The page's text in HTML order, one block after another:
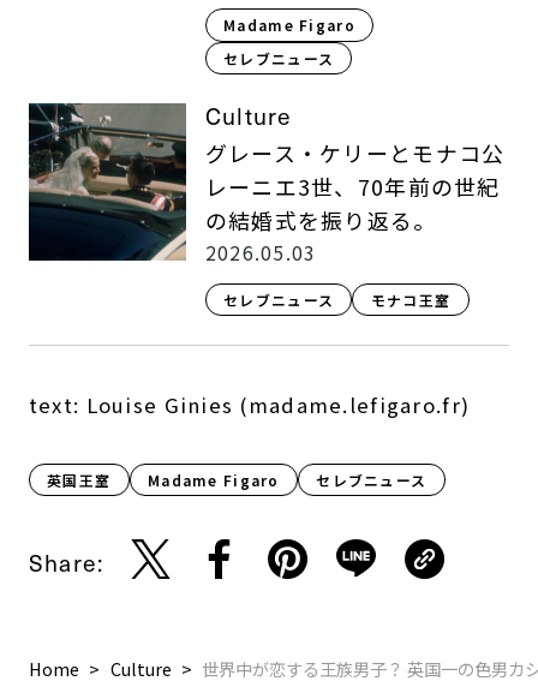
Madame Figaro
セレブニュース
Culture
グレース・ケリーとモナコ公
レーニエ3世、70年前の世紀
の結婚式を振り返る。
2026.05.03
セレブニュース モナコ王室
text: Louise Ginies (madame.lefigaro.fr)
英国王室 Madame Figaro セレブニュース
Share:
Home Culture 世界中が恋する王族男子？ 英国一の色男カ